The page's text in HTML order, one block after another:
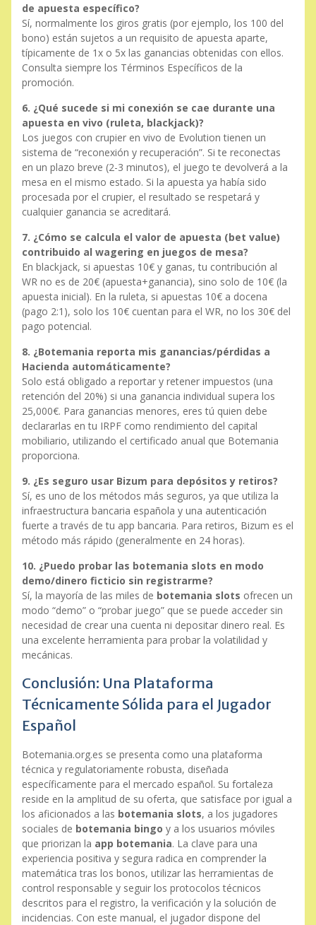
de apuesta específico?
Sí, normalmente los giros gratis (por ejemplo, los 100 del
bono) están sujetos a un requisito de apuesta aparte,
típicamente de 1x o 5x las ganancias obtenidas con ellos.
Consulta siempre los Términos Específicos de la
promoción.
6. ¿Qué sucede si mi conexión se cae durante una
apuesta en vivo (ruleta, blackjack)?
Los juegos con crupier en vivo de Evolution tienen un
sistema de “reconexión y recuperación”. Si te reconectas
en un plazo breve (2-3 minutos), el juego te devolverá a la
mesa en el mismo estado. Si la apuesta ya había sido
procesada por el crupier, el resultado se respetará y
cualquier ganancia se acreditará.
7. ¿Cómo se calcula el valor de apuesta (bet value)
contribuido al wagering en juegos de mesa?
En blackjack, si apuestas 10€ y ganas, tu contribución al
WR no es de 20€ (apuesta+ganancia), sino solo de 10€ (la
apuesta inicial). En la ruleta, si apuestas 10€ a docena
(pago 2:1), solo los 10€ cuentan para el WR, no los 30€ del
pago potencial.
8. ¿Botemania reporta mis ganancias/pérdidas a
Hacienda automáticamente?
Solo está obligado a reportar y retener impuestos (una
retención del 20%) si una ganancia individual supera los
25,000€. Para ganancias menores, eres tú quien debe
declararlas en tu IRPF como rendimiento del capital
mobiliario, utilizando el certificado anual que Botemania
proporciona.
9. ¿Es seguro usar Bizum para depósitos y retiros?
Sí, es uno de los métodos más seguros, ya que utiliza la
infraestructura bancaria española y una autenticación
fuerte a través de tu app bancaria. Para retiros, Bizum es el
método más rápido (generalmente en 24 horas).
10. ¿Puedo probar las botemania slots en modo
demo/dinero ficticio sin registrarme?
Sí, la mayoría de las miles de botemania slots ofrecen un
modo “demo” o “probar juego” que se puede acceder sin
necesidad de crear una cuenta ni depositar dinero real. Es
una excelente herramienta para probar la volatilidad y
mecánicas.
Conclusión: Una Plataforma
Técnicamente Sólida para el Jugador
Español
Botemania.org.es se presenta como una plataforma
técnica y regulatoriamente robusta, diseñada
específicamente para el mercado español. Su fortaleza
reside en la amplitud de su oferta, que satisface por igual a
los aficionados a las botemania slots, a los jugadores
sociales de botemania bingo y a los usuarios móviles
que priorizan la app botemania. La clave para una
experiencia positiva y segura radica en comprender la
matemática tras los bonos, utilizar las herramientas de
control responsable y seguir los protocolos técnicos
descritos para el registro, la verificación y la solución de
incidencias. Con este manual, el jugador dispone del